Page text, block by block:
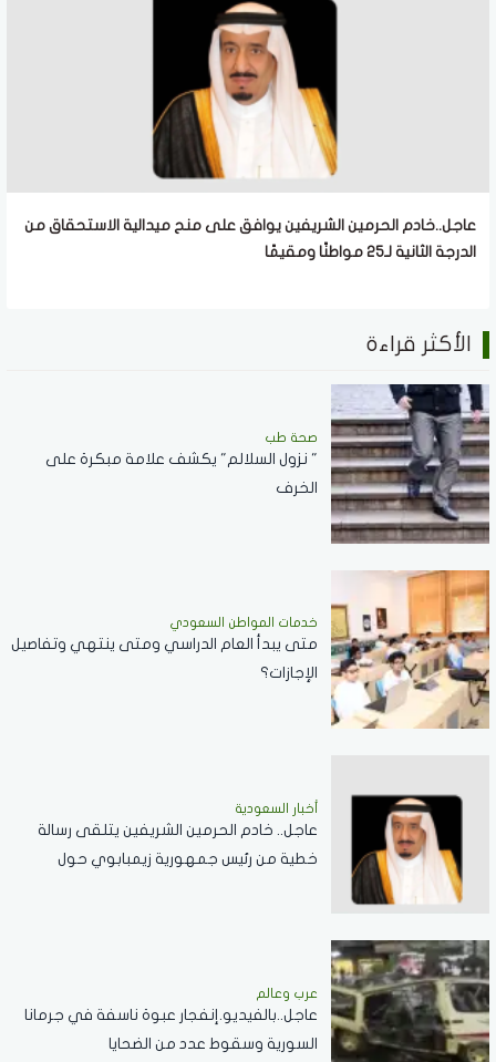
عاجل..خادم الحرمين الشريفين يوافق على منح ميدالية الاستحقاق من
الدرجة الثانية لـ25 مواطنًا ومقيمًا
الأكثر قراءة
صحة طب
" نزول السلالم" يكشف علامة مبكرة على
الخرف
خدمات المواطن السعودي
‏متى يبدأ العام الدراسي ومتى ينتهي وتفاصيل
الإجازات؟
أخبار السعودية
عاجل.. خادم الحرمين الشريفين يتلقى رسالة
خطية من رئيس جمهورية زيمبابوي حول
عرب وعالم
عاجل..بالفيديو.إنفجار عبوة ناسفة في جرمانا
السورية وسقوط عدد من الضحايا